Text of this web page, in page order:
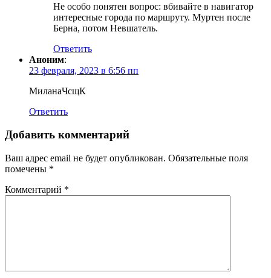
Не особо понятен вопрос: вбивайте в навигатор
интересные города по маршруту. Муртен после
Берна, потом Невшатель.
Ответить
Аноним:
23 февраля, 2023 в 6:56 пп
МиланаЧсщК
Ответить
Добавить комментарий
Ваш адрес email не будет опубликован. Обязательные поля
помечены *
Комментарий *